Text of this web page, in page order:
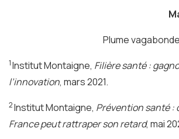
Plume
1Institut Montaigne, Filière santé :
l’innovation, mars 2021.
2Institut Montaigne, Prévention santé :
France peut rattraper son retard, mai